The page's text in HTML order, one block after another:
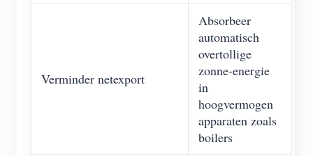
Verminder netexport
Absorbeer
automatisch
overtollige
zonne-energie
in
hoogvermogen
apparaten zoals
boilers